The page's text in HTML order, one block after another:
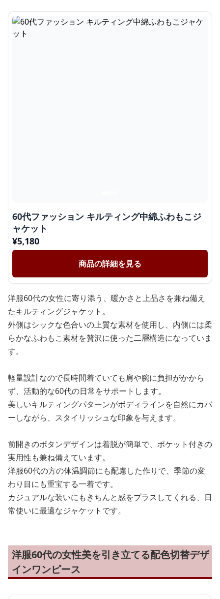
60代ファッション キルティング中綿ふわもこジ
ャケット
¥5,180
商品の詳細を見る
洋服60代の女性に寄り添う、暖かさと上品さを兼ね備え
たキルティングジャケット。
外側はシックな色合いの上質な素材を使用し、内側には柔
らかなふわもこ素材を贅沢に使った二層構造になっていま
す。
軽量設計なので長時間着ていても肩や腕に負担がかから
ず、活動的な60代の日常をサポートします。
美しいキルティングパターンがボディラインを自然にカバ
ーしながら、スタイリッシュな印象を与えます。
前開きのボタンデザインは着脱が簡単で、ポケット付きの
実用性も兼ね備えています。
洋服60代の方の体温調節にも配慮した作りで、季節の変
わり目にも重宝する一着です。
カジュアルな装いにもきちんと感をプラスしてくれる、日
常使いに最適なジャケットです。
洋服60代の女性美を引き立てる配色切替デザ
インワンピース